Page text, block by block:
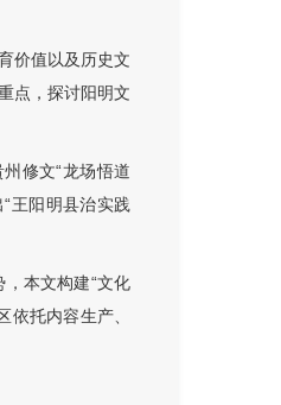
价值以及历史文
点，探讨阳明文
修文“龙场悟道
王阳明县治实践
本文构建“文化
托内容生产、